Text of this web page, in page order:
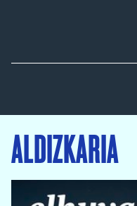
ALDIZKARIA